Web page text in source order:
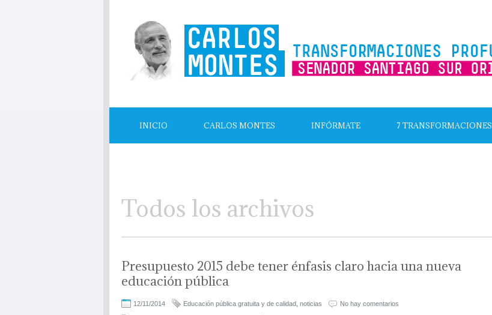
INICIO CARLOS MONTES INFÓRMATE 7 TRANSFORMACIONES
Todos los archivos
Presupuesto 2015 debe tener énfasis claro hacia una nueva
educación pública
12/11/2014 Educación pública gratuita y de calidad noticias No hay comentarios